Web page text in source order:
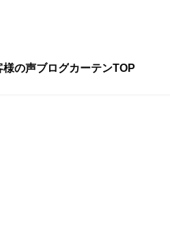
様の声ブログカーテンTOP